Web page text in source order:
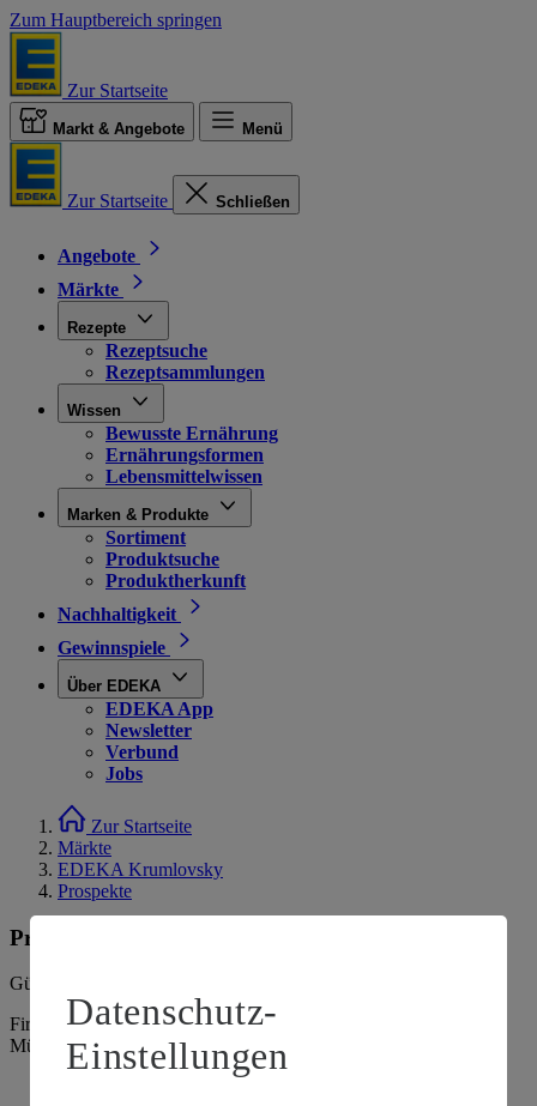
Zum Hauptbereich springen
Zur Startseite
Markt & Angebote Menü
Zur Startseite Schließen
Angebote
Märkte
Rezepte
Rezeptsuche
Rezeptsammlungen
Wissen
Bewusste Ernährung
Ernährungsformen
Lebensmittelwissen
Marken & Produkte
Sortiment
Produktsuche
Produktherkunft
Nachhaltigkeit
Gewinnspiele
Über EDEKA
EDEKA App
Newsletter
Verbund
Jobs
Zur Startseite
Märkte
EDEKA Krumlovsky
Prospekte
Prospekte
Gültig vom
Firma: Tino Krumlovsky e.K., Thalkirchner Straße 190, 81371
München
Datenschutz-
Einstellungen